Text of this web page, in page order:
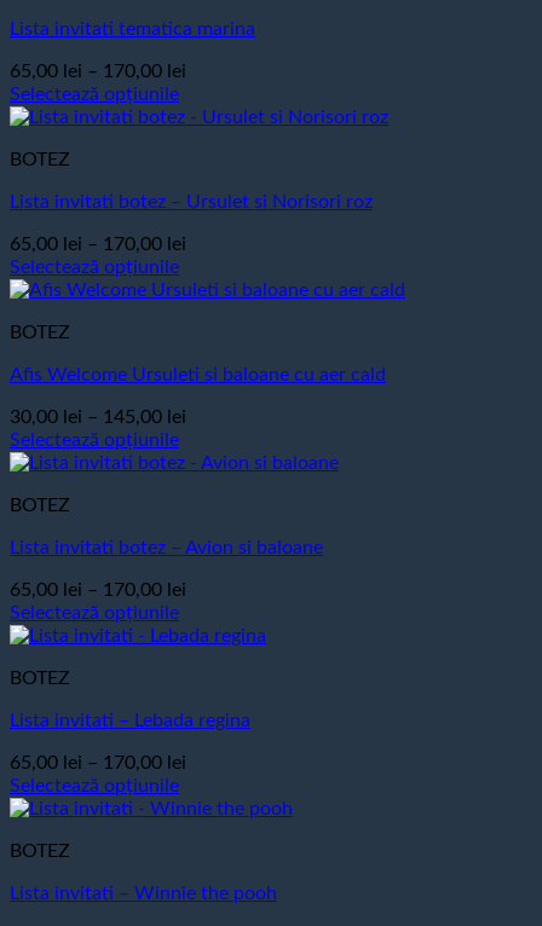
pagina
170,00 lei
multe
Opțiunile
pot
fi
alese
pagina
Lista invitati tematica marina
65,00 lei – 170,00 lei
prețuri:
170,00 lei
Selectează opțiunile
Acest
are
multe
Opțiunile
pot
fi
alese
pagina
BOTEZ
Lista invitati botez – Ursulet si Norisori roz
65,00 lei – 170,00 lei
prețuri:
170,00 lei
Selectează opțiunile
Acest
are
multe
Opțiunile
pot
fi
alese
pagina
BOTEZ
Afis Welcome Ursuleti si baloane cu aer cald
30,00 lei – 145,00 lei
prețuri:
145,00 lei
Selectează opțiunile
Acest
are
multe
Opțiunile
pot
fi
alese
pagina
BOTEZ
Lista invitati botez – Avion si baloane
65,00 lei – 170,00 lei
prețuri:
170,00 lei
Selectează opțiunile
Acest
are
multe
Opțiunile
pot
fi
alese
pagina
BOTEZ
Lista invitati – Lebada regina
65,00 lei – 170,00 lei
prețuri:
170,00 lei
Selectează opțiunile
Acest
are
multe
BOTEZ
Lista invitati – Winnie the pooh